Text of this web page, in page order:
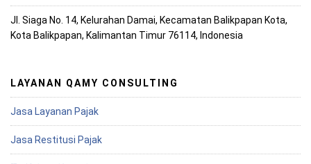
Jl. Siaga No. 14, Kelurahan Damai, Kecamatan Balikpapan Kota,
Kota Balikpapan, Kalimantan Timur 76114, Indonesia
LAYANAN QAMY CONSULTING
Jasa Layanan Pajak
Jasa Restitusi Pajak